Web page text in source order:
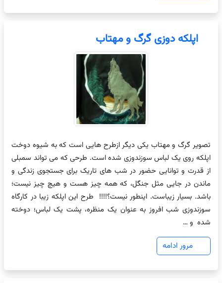
اپلکه دوزی گرگ و مهتاب
تصویر گرگ و مهتاب یکی دیگر ازطرح هایی است که به شیوه دوخت
اپلکه روی یک لباس سوزندوزی شده است. طرحی که می تواند سمبلی
از قدرت و توانایی حضور در شب های تاریک برای جستجوی زندگی و
ماندن در جایی مثل جنگل، که همه چیز هست و هیچ چیز نیست؛
باشد. بسیار زیباست. اینطور نیست؟!!!! طرح این اپلکه زیبا در کارگاه
سوزندوزی شب افروز به عنوان یک منظره، پشت یک لباس؛ دوخته
شده و …
مرور ادامه